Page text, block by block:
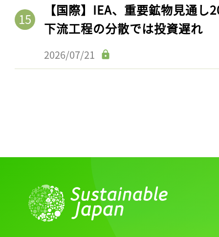
【国際】IEA、重要鉱物見通
下流工程の分散では投資遅れ
2026/07/21